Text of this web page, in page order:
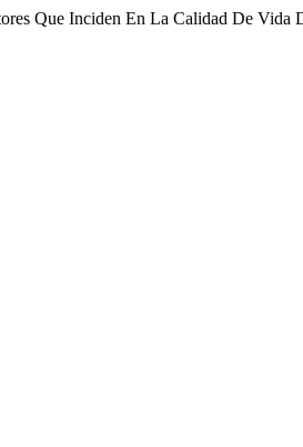
Que Inciden En La Calidad De Vida